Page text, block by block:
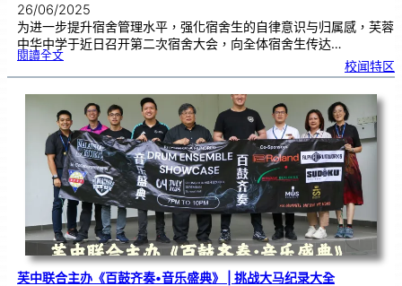
26/06/2025
为进一步提升宿舍管理水平，强化宿舍生的自律意识与归属感，芙蓉
中华中学于近日召开第二次宿舍大会，向全体宿舍生传达…
閱讀全文:第
宿
大
会
强
化
纪
律
意
识
与
宿
舍
管
理
校闻特区
芙中联合主办《百鼓齐奏•音乐盛典》 | 挑战大马纪录大全